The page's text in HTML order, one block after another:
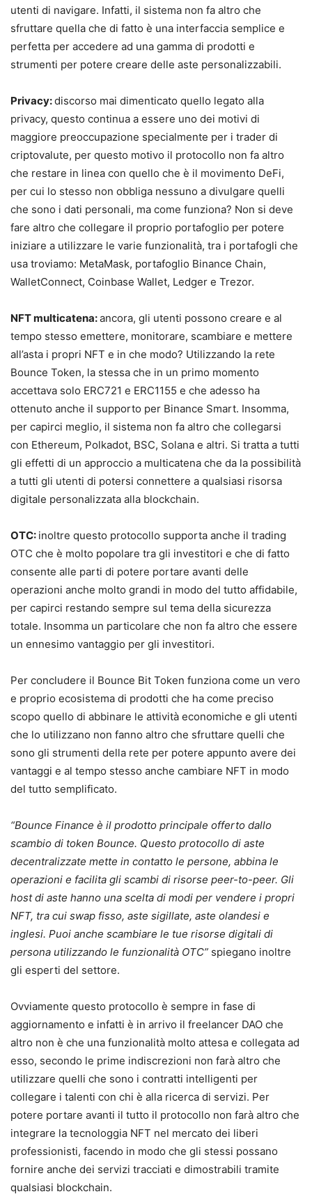
utenti di navigare. Infatti, il sistema non fa altro che
sfruttare quella che di fatto è una interfaccia semplice e
perfetta per accedere ad una gamma di prodotti e
strumenti per potere creare delle aste personalizzabili.
Privacy:discorso mai dimenticato quello legato alla
privacy, questo continua a essere uno dei motivi di
maggiore preoccupazione specialmente per i trader di
criptovalute, per questo motivo il protocollo non fa altro
che restare in linea con quello che è il movimento DeFi,
per cui lo stesso non obbliga nessuno a divulgare quelli
che sono i dati personali, ma come funziona? Non si deve
fare altro che collegare il proprio portafoglio per potere
iniziare a utilizzare le varie funzionalità, tra i portafogli che
usa troviamo: MetaMask, portafoglio Binance Chain,
WalletConnect, Coinbase Wallet, Ledger e Trezor.
NFT multicatena:ancora, gli utenti possono creare e al
tempo stesso emettere, monitorare, scambiare e mettere
all’asta i propri NFT e in che modo? Utilizzando la rete
Bounce Token, la stessa che in un primo momento
accettava solo ERC721 e ERC1155 e che adesso ha
ottenuto anche il supporto per Binance Smart. Insomma,
per capirci meglio, il sistema non fa altro che collegarsi
con Ethereum, Polkadot, BSC, Solana e altri. Si tratta a tutti
gli effetti di un approccio a multicatena che da la possibilità
a tutti gli utenti di potersi connettere a qualsiasi risorsa
digitale personalizzata alla blockchain.
OTC: inoltre questo protocollo supporta anche il trading
OTC che è molto popolare tra gli investitori e che di fatto
consente alle parti di potere portare avanti delle
operazioni anche molto grandi in modo del tutto affidabile,
per capirci restando sempre sul tema della sicurezza
totale. Insomma un particolare che non fa altro che essere
un ennesimo vantaggio per gli investitori.
Per concludere il Bounce Bit Token funziona come un vero
e proprio ecosistema di prodotti che ha come preciso
scopo quello di abbinare le attività economiche e gli utenti
che lo utilizzano non fanno altro che sfruttare quelli che
sono gli strumenti della rete per potere appunto avere dei
vantaggi e al tempo stesso anche cambiare NFT in modo
del tutto semplificato.
“Bounce Finance è il prodotto principale offerto dallo
scambio di token Bounce. Questo protocollo di aste
decentralizzate mette in contatto le persone, abbina le
operazioni e facilita gli scambi di risorse peer-to-peer. Gli
host di aste hanno una scelta di modi per vendere i propri
NFT, tra cui swap fisso, aste sigillate, aste olandesi e
inglesi. Puoi anche scambiare le tue risorse digitali di
persona utilizzando le funzionalità OTC” spiegano inoltre
gli esperti del settore.
Ovviamente questo protocollo è sempre in fase di
aggiornamento e infatti è in arrivo il freelancer DAO che
altro non è che una funzionalità molto attesa e collegata ad
esso, secondo le prime indiscrezioni non farà altro che
utilizzare quelli che sono i contratti intelligenti per
collegare i talenti con chi è alla ricerca di servizi. Per
potere portare avanti il tutto il protocollo non farà altro che
integrare la tecnologgia NFT nel mercato dei liberi
professionisti, facendo in modo che gli stessi possano
fornire anche dei servizi tracciati e dimostrabili tramite
qualsiasi blockchain.